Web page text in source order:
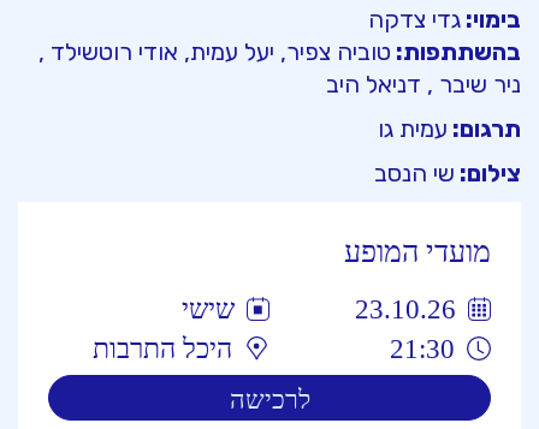
בימוי: גדי צדקה
בהשתתפות: טוביה צפיר, יעל עמית, אודי רוטשילד ,
ניר שיבר , דניאל היב
תרגום: עמית גו
צילום: שי הנסב
מועדי המופע
23.10.26
שישי
21:30
היכל התרבות
לרכישה